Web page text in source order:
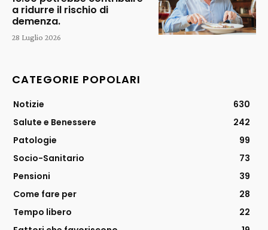
a ridurre il rischio di
demenza.
28 Luglio 2026
CATEGORIE POPOLARI
Notizie
630
Salute e Benessere
242
Patologie
99
Socio-Sanitario
73
Pensioni
39
Come fare per
28
Tempo libero
22